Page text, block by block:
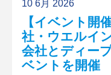
10 6月 2026
【イベント開
社・ウエルイ
会社とディー
ベントを開催